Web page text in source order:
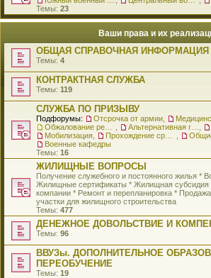
Темы: 23
Ваши права и их
ОБЩАЯ СПРАВОЧНАЯ ИНФОРМАЦИЯ
Темы: 4
КОНТРАКТНАЯ СЛУЖБА
Темы: 119
СЛУЖБА ПО ПРИЗЫВУ
Подфорумы: Отсрочка от армии
Мобилизация
Военные кафедры
Темы: 16
ЖИЛИЩНЫЕ ВОПРОСЫ
Получение служебного и постоянного жилья *
Жилищные сертификаты * Жилищная
компании * Ремонт и перепланировка *
участки для жилищного строительства
Темы: 477
ДЕНЕЖНОЕ ДОВОЛЬСТВИЕ И
Темы: 96
ВВУЗы. ДОПОЛНИТЕЛЬНОЕ
ПЕРЕОБУЧЕНИЕ
Темы: 19